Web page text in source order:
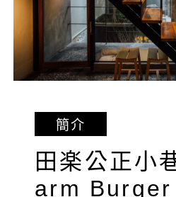
簡介
田楽公正小
arm Burger